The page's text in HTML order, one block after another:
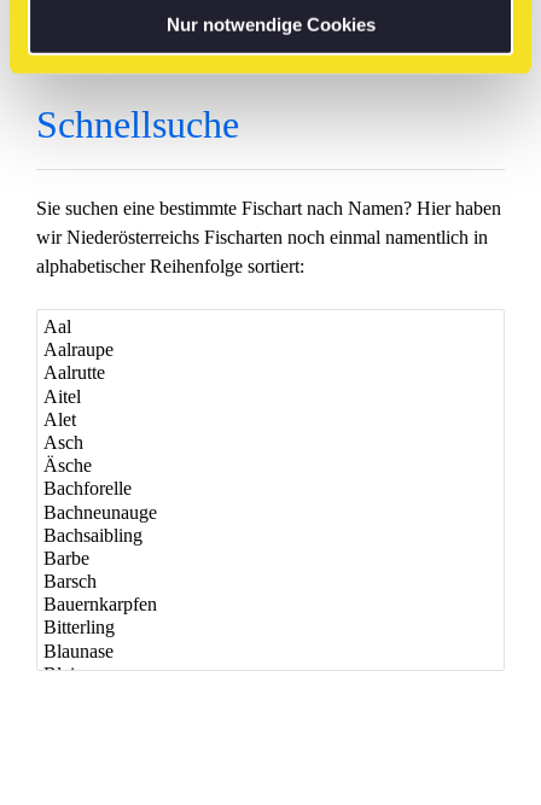
Nur notwendige Cookies
Schnellsuche
Sie suchen eine bestimmte Fischart nach Namen? Hier haben
wir Niederösterreichs Fischarten noch einmal namentlich in
alphabetischer Reihenfolge sortiert: